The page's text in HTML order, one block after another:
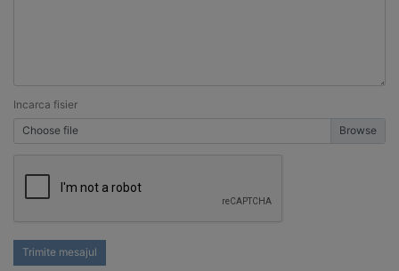
Incarca fisier
Choose file
Trimite mesajul